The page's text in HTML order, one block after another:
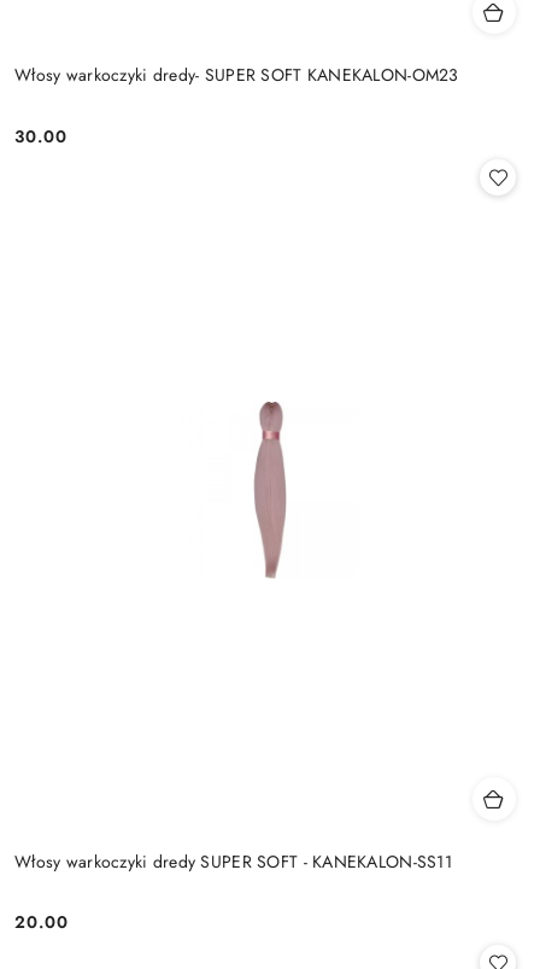
Włosy warkoczyki dredy- SUPER SOFT KANEKALON-OM23
Cena:
30.00
Włosy warkoczyki dredy SUPER SOFT - KANEKALON-SS11
Cena:
20.00